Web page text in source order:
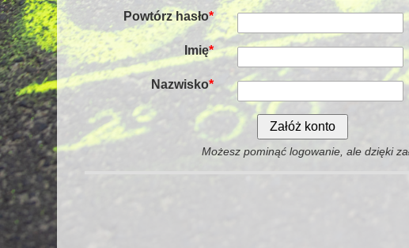
Powtórz hasło*
Imię*
Nazwisko*
Możesz pominąć logowanie, ale dzięki